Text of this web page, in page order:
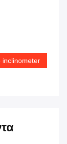
inclinometer